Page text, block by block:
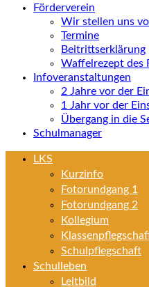
Förderverein
Wir stellen uns
Termine
Beitrittserklärung
Waffelrezept des
Infoveranstaltungen
2 Jahre vor der
1 Jahr vor der
Übergang in die
Schulmanager
LKS
Kurzinfo
Fotorundgang 1
Fotorundgang 2
Kollegium
Schulpflegschaft
Schulleben
Leitbild